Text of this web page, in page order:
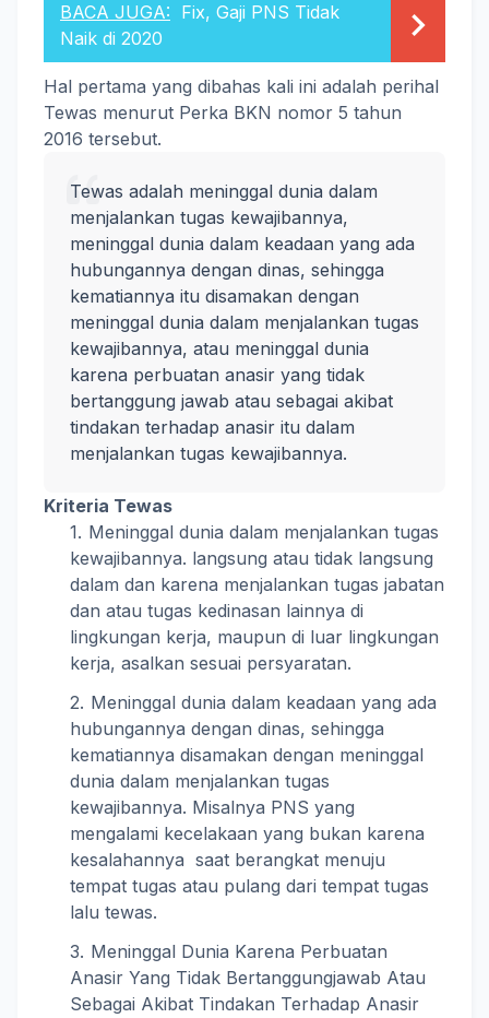
BACA JUGA: Fix, Gaji PNS Tidak
Naik di 2020
Hal pertama yang dibahas kali ini adalah perihal
Tewas menurut Perka BKN nomor 5 tahun
2016 tersebut.
Tewas adalah meninggal dunia dalam
menjalankan tugas kewajibannya,
meninggal dunia dalam keadaan yang ada
hubungannya dengan dinas, sehingga
kematiannya itu disamakan dengan
meninggal dunia dalam menjalankan tugas
kewajibannya, atau meninggal dunia
karena perbuatan anasir yang tidak
bertanggung jawab atau sebagai akibat
tindakan terhadap anasir itu dalam
menjalankan tugas kewajibannya.
Kriteria Tewas
Meninggal dunia dalam menjalankan tugas
kewajibannya. langsung atau tidak langsung
dalam dan karena menjalankan tugas jabatan
dan atau tugas kedinasan lainnya di
lingkungan kerja, maupun di luar lingkungan
kerja, asalkan sesuai persyaratan.
Meninggal dunia dalam keadaan yang ada
hubungannya dengan dinas, sehingga
kematiannya disamakan dengan meninggal
dunia dalam menjalankan tugas
kewajibannya. Misalnya PNS yang
mengalami kecelakaan yang bukan karena
kesalahannya saat berangkat menuju
tempat tugas atau pulang dari tempat tugas
lalu tewas.
Meninggal Dunia Karena Perbuatan
Anasir Yang Tidak Bertanggungjawab Atau
Sebagai Akibat Tindakan Terhadap Anasir